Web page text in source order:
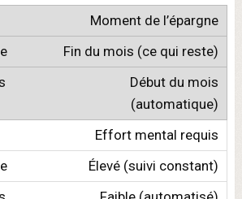
Moment de l’épargne
Fin du mois (ce qui reste)
Début du mois
(automatique)
Effort mental requis
Élevé (suivi constant)